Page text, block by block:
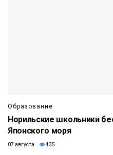
Образование
Норильские школьники
Японского моря
07 августа 435